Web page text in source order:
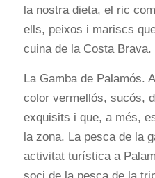
la nostra dieta, el ric
ells, peixos i mariscs
cuina de la Costa Brava.
La Gamba de Palamós.
color vermellós, sucós,
exquisits i que, a més,
la zona. La pesca de la
activitat turística a
soci de la pesca de la